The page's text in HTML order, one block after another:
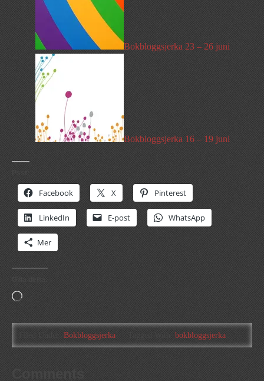
Bokbloggsjerka 23 – 26 juni
Bokbloggsjerka 16 – 19 juni
Facebook X Pinterest
LinkedIn E-post WhatsApp
Mer
Laddar
…
Bokbloggsjerka bokbloggsjerka
Comments